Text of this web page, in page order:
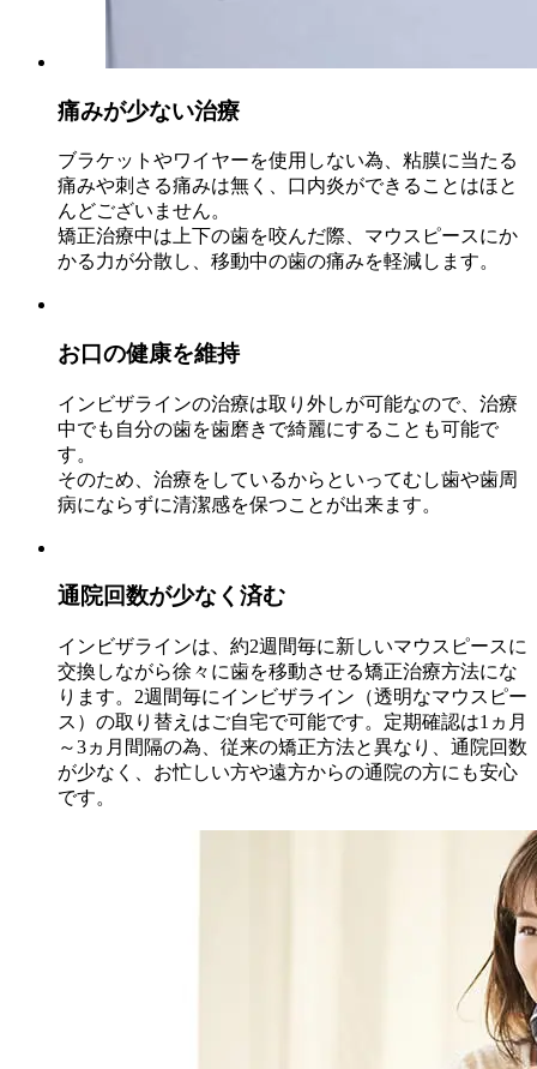
痛みが少ない治療
ブラケットやワイヤーを使用しない為、粘膜に当たる
痛みや刺さる痛みは無く、口内炎ができることはほと
んどございません。
矯正治療中は上下の歯を咬んだ際、マウスピースにか
かる力が分散し、移動中の歯の痛みを軽減します。
お口の健康を維持
インビザラインの治療は取り外しが可能なので、治療
中でも自分の歯を歯磨きで綺麗にすることも可能で
す。
そのため、治療をしているからといってむし歯や歯周
病にならずに清潔感を保つことが出来ます。
通院回数が少なく済む
インビザラインは、約2週間毎に新しいマウスピースに
交換しながら徐々に歯を移動させる矯正治療方法にな
ります。2週間毎にインビザライン（透明なマウスピー
ス）の取り替えはご自宅で可能です。定期確認は1ヵ月
～3ヵ月間隔の為、従来の矯正方法と異なり、通院回数
が少なく、お忙しい方や遠方からの通院の方にも安心
です。